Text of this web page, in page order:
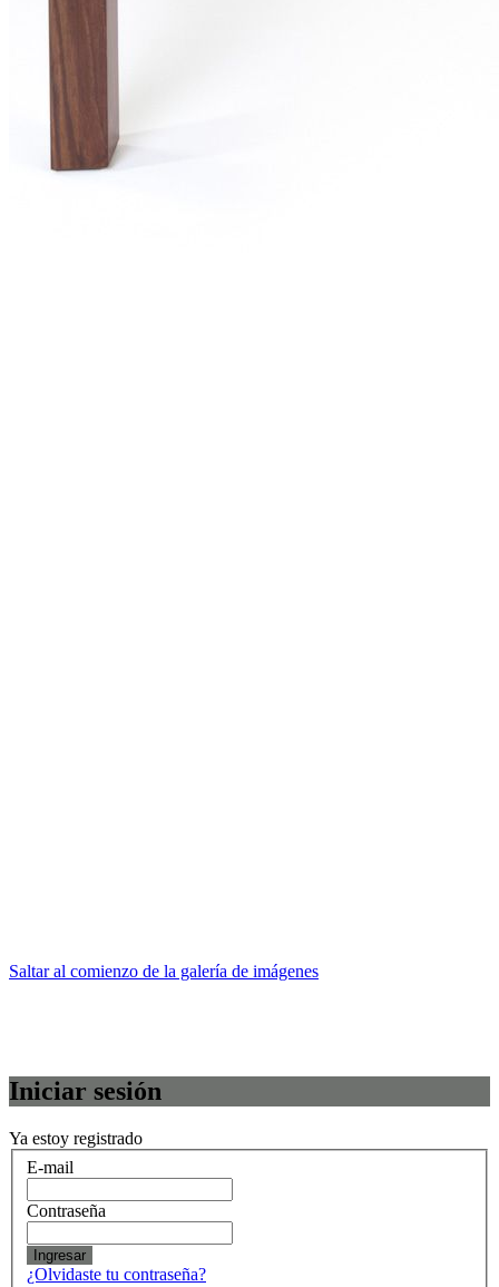
Saltar al comienzo de la galería de imágenes
Iniciar sesión
Ya estoy registrado
E-mail
Contraseña
Ingresar
¿Olvidaste tu contraseña?